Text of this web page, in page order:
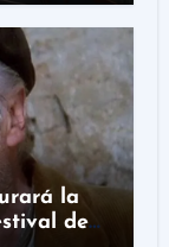
la
de